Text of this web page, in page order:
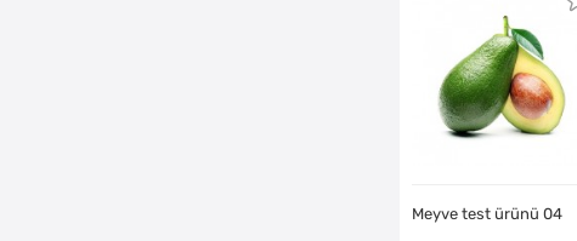
Meyve test ürünü 04